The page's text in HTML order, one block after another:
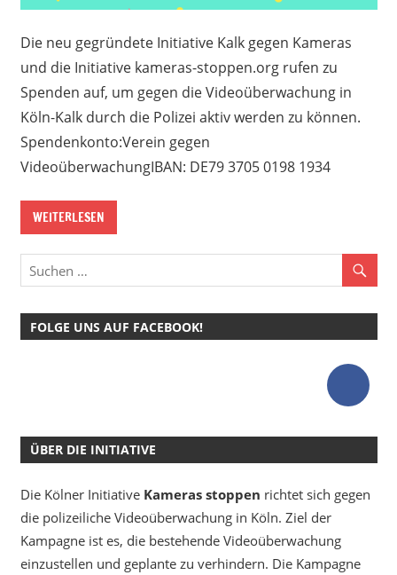
Die neu gegründete Initiative Kalk gegen Kameras
und die Initiative kameras-stoppen.org rufen zu
Spenden auf, um gegen die Videoüberwachung in
Köln-Kalk durch die Polizei aktiv werden zu können.
Spendenkonto:Verein gegen
VideoüberwachungIBAN: DE79 3705 0198 1934
WEITERLESEN
FOLGE UNS AUF FACEBOOK!
ÜBER DIE INITIATIVE
Die Kölner Initiative Kameras stoppen richtet sich gegen
die polizeiliche Videoüberwachung in Köln. Ziel der
Kampagne ist es, die bestehende Videoüberwachung
einzustellen und geplante zu verhindern. Die Kampagne